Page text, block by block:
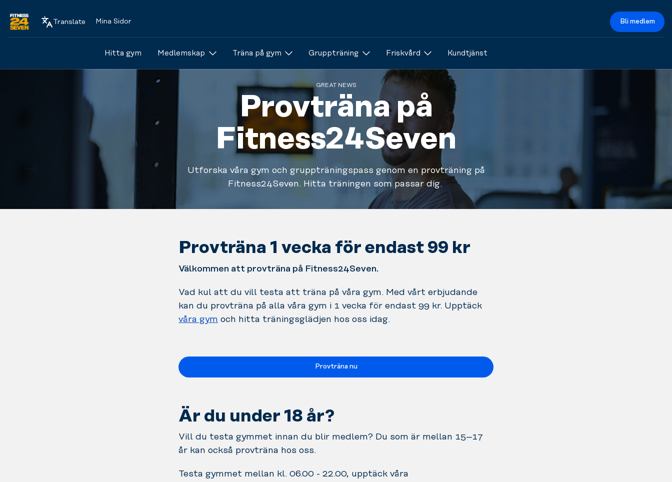
Logo
Bli medlem
Translate Mina Sidor
Hitta gym Medlemskap Träna på gym Gruppträning Friskvård Kundtjänst
GREAT NEWS
Provträna på
Fitness24Seven
Utforska våra gym och gruppträningspass genom en provträning på
Fitness24Seven. Hitta träningen som passar dig.
Provträna 1 vecka för endast 99 kr
Välkommen att provträna på Fitness24Seven.
Vad kul att du vill testa att träna på våra gym. Med vårt erbjudande
kan du provträna på alla våra gym i 1 vecka för endast 99 kr. Upptäck
våra gym och hitta träningsglädjen hos oss idag.
Provträna nu
Är du under 18 år?
Vill du testa gymmet innan du blir medlem? Du som är mellan 15–17
år kan också provträna hos oss.
Testa gymmet mellan kl. 06.00 - 22.00, upptäck våra